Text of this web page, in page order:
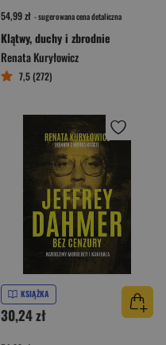
54,99 zł - sugerowana cena detaliczna
Klątwy, duchy i zbrodnie
Renata Kuryłowicz
7,5 (272)
KSIĄŻKA
30,24 zł